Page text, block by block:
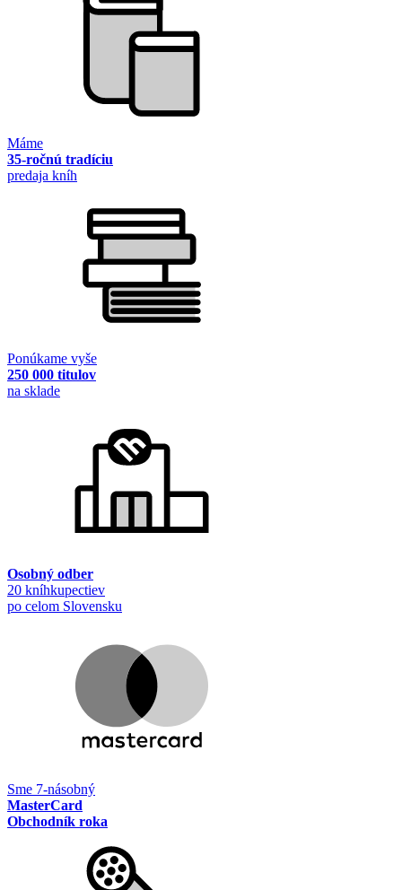
Máme
35-ročnú tradíciu
predaja kníh
Ponúkame vyše
250 000 titulov
na sklade
Osobný odber
20 kníhkupectiev
po celom Slovensku
Sme 7-násobný
MasterCard
Obchodník roka